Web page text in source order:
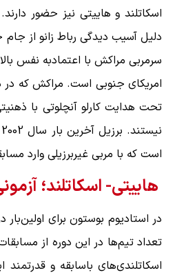
اسکاتلند و هاییتی نیز حضور
دلیل آسیب‌ دیدگی رباط زانو از
سرمربی مراکش با اعتمادبه‌ نفس
امریکای جنوبی است. مراکش که در
تحت هدایت کارلو آنچلوتی با
است که با مربی غیربرزیلی وارد
هاییتی- اسکاتلند؛
در استادیوم بوستون برای
تعداد تیم‌‌ها در این دوره از
اسکاتلندی‌‌های باسابقه و
دفاع می‌کنیم، اما
ببینید|
پذیرش شروط